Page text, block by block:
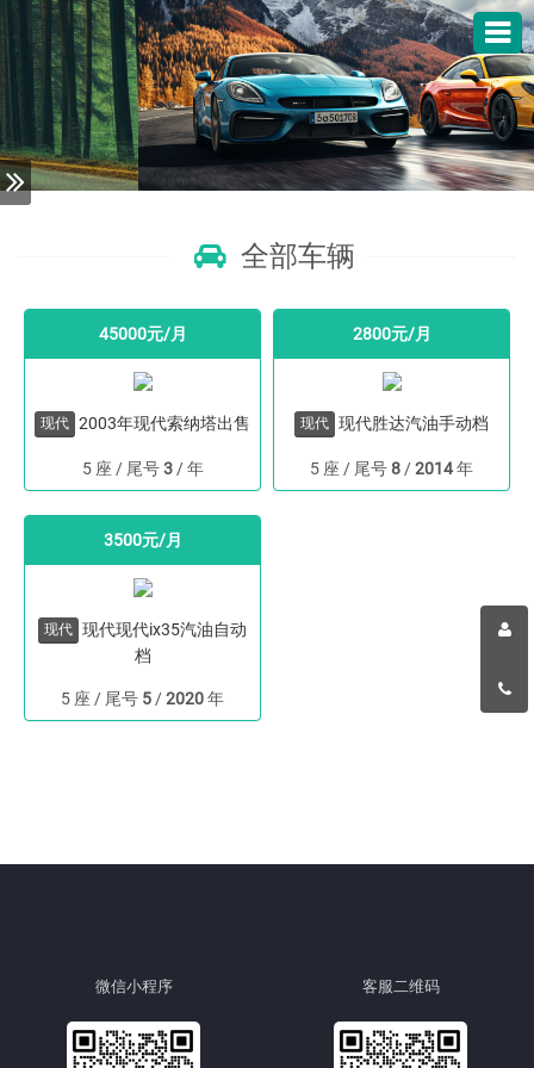
全部车辆
45000元/月
现代 2003年现代索纳塔出售
5 座 / 尾号3/年
2800元/月
现代 现代胜达汽油手动档
5 座 / 尾号8 /2014年
3500元/月
现代 现代现代ix35汽油自动
档
5 座 / 尾号 5 /2020年
微信小程序 客服二维码